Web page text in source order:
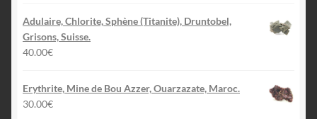
Adulaire, Chlorite, Sphène (Titanite), Druntobel,
Grisons, Suisse.
40.00€
Erythrite, Mine de Bou Azzer, Ouarzazate, Maroc.
30.00€